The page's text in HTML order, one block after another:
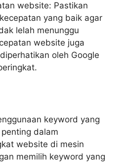
website: Pastikan
yang baik agar
lelah menunggu
website juga
oleh Google
keyword yang
dalam
website di mesin
memilih keyword yang